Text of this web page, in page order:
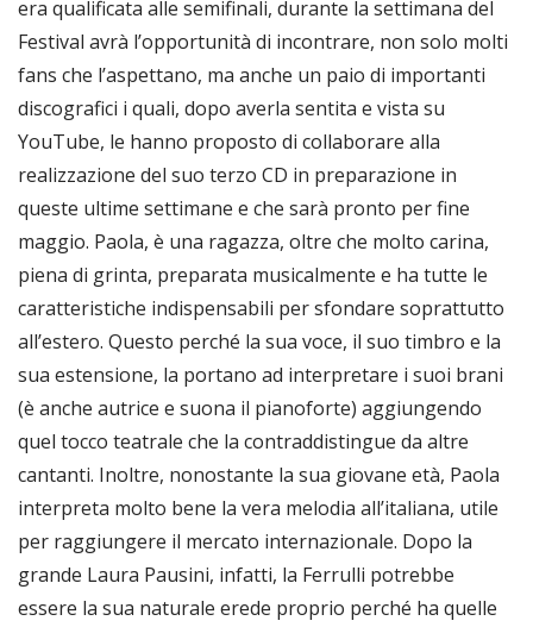
era qualificata alle semifinali, durante la settimana del
Festival avrà l’opportunità di incontrare, non solo molti
fans che l’aspettano, ma anche un paio di importanti
discografici i quali, dopo averla sentita e vista su
YouTube, le hanno proposto di collaborare alla
realizzazione del suo terzo CD in preparazione in
queste ultime settimane e che sarà pronto per fine
maggio. Paola, è una ragazza, oltre che molto carina,
piena di grinta, preparata musicalmente e ha tutte le
caratteristiche indispensabili per sfondare soprattutto
all’estero. Questo perché la sua voce, il suo timbro e la
sua estensione, la portano ad interpretare i suoi brani
(è anche autrice e suona il pianoforte) aggiungendo
quel tocco teatrale che la contraddistingue da altre
cantanti. Inoltre, nonostante la sua giovane età, Paola
interpreta molto bene la vera melodia all’italiana, utile
per raggiungere il mercato internazionale. Dopo la
grande Laura Pausini, infatti, la Ferrulli potrebbe
essere la sua naturale erede proprio perché ha quelle